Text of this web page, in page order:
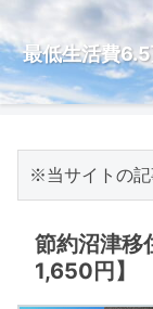
最低生活費
※当サイトの記
節約沼津移
1,650円】